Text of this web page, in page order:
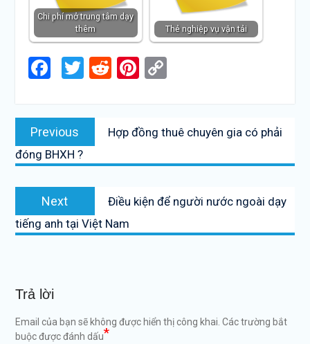
Chi phí mở trung tâm dạy
thêm
Thẻ nghiệp vụ vận tải
Facebook
Twitter
RedditPinterest
Copy
Điều
hướng
bài
viết
Previous
Previous
post:
Hợp đồng thuê chuyên gia có phải
đóng BHXH ?
Next
Next
post:
Điều kiện để người nước ngoài dạy
tiếng anh tại Việt Nam
Trả lời
Email của bạn sẽ không được hiển thị công khai. Các trường bắt
buộc được đánh dấu*